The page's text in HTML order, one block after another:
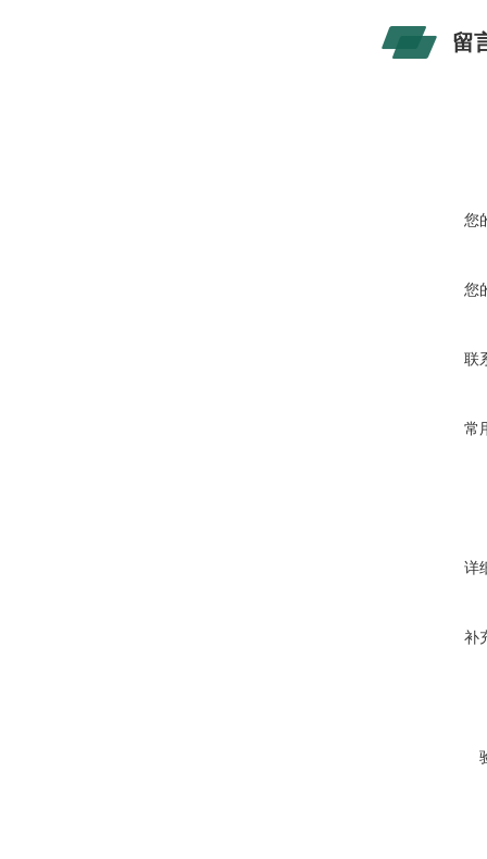
留
您
您
联
常
详
补